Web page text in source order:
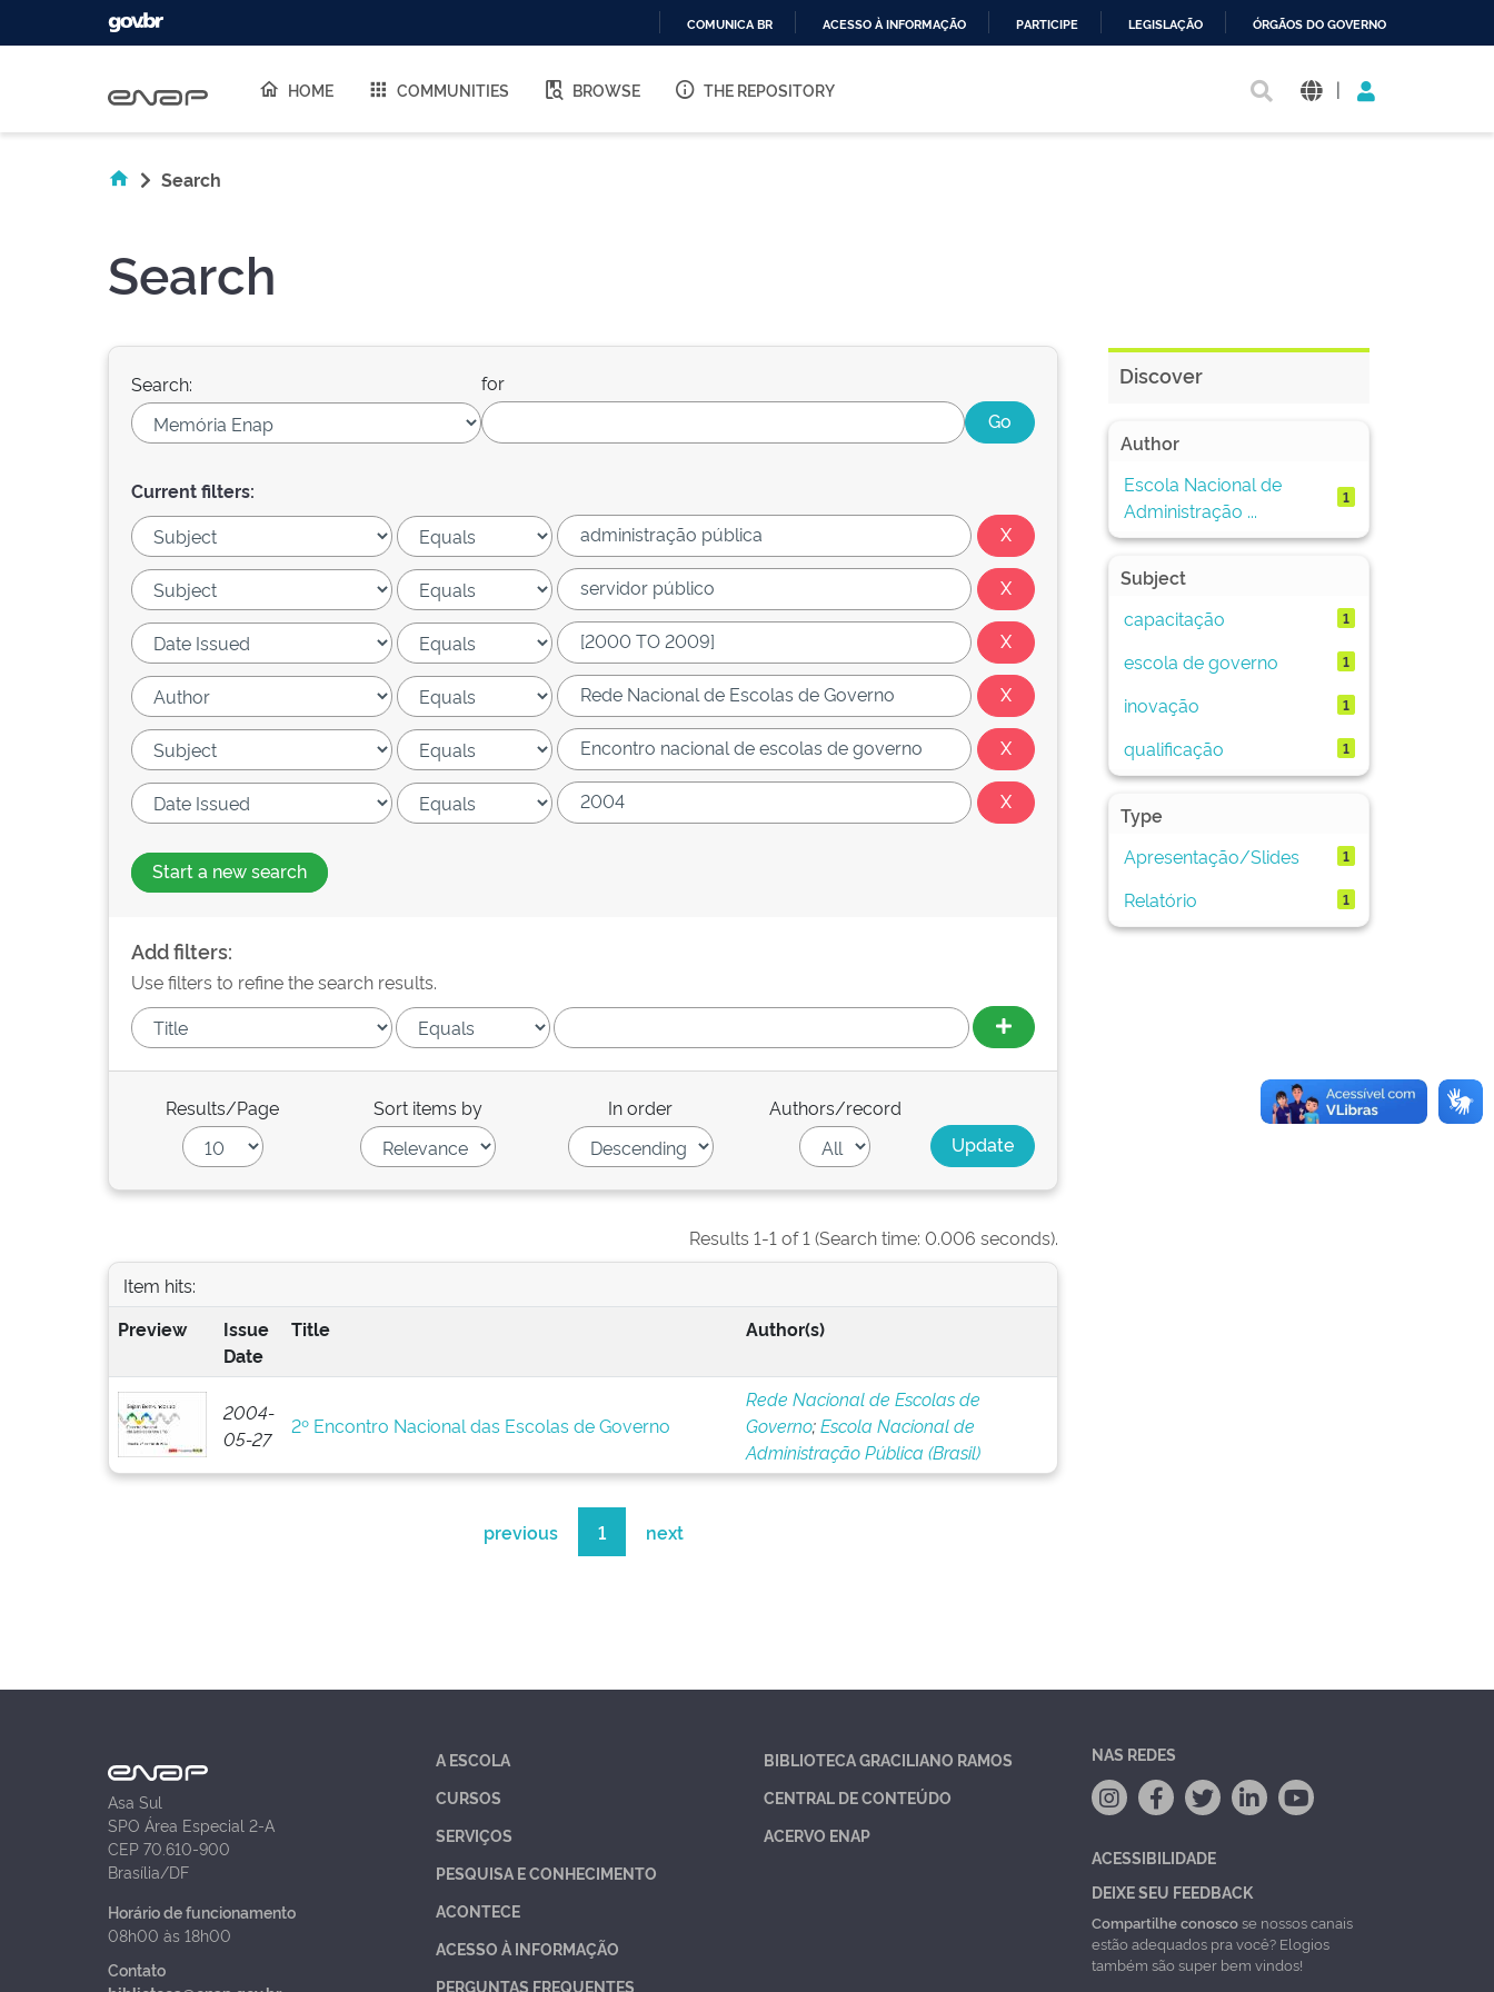
O
COMUNICA BR ACESSO À INFORMAÇÃO PARTICIPE LEGISLAÇÃO ÓRGÃOS DO GOVERNO
HOME COMMUNITIES BROWSE THE REPOSITORY |
Search
Search
Search: for
Current filters:
Start a new search
Add filters:
Use filters to refine the search results.
Results/Page Sort items by In order Authors/record
Results 1-1 of 1 (Search time: 0.006 seconds).
Item hits:
Preview
Issue
Date
Title Author(s)
2004-
05-27
2º Encontro Nacional das Escolas de Governo
Rede Nacional de Escolas de
Governo;Escola Nacional de
Administração Pública (Brasil)
previous 1 next
Discover
Author
Escola Nacional de
Administração ...
1
Subject
capacitação
1
escola de governo 1
inovação 1
qualificação 1
Type
Apresentação/Slides
1
Relatório 1
Asa Sul
SPO Área Especial 2-A
CEP 70.610-900
Brasília/DF
Horário de funcionamento
08h00 às 18h00
Contato
A ESCOLA
CURSOS
SERVIÇOS
PESQUISA E CONHECIMENTO
ACONTECE
ACESSO À INFORMAÇÃO
PERGUNTAS FREQUENTES
BIBLIOTECA GRACILIANO RAMOS
CENTRAL DE CONTEÚDO
ACERVO ENAP
NAS REDES
ACESSIBILIDADE
DEIXE SEU FEEDBACK
Compartilhe conoscose nossos canais
estão adequados pra você? Elogios
também são super bem vindos!